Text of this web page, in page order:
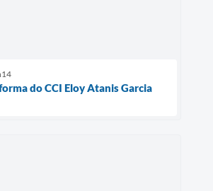
do CCI Eloy Atanis Garcia